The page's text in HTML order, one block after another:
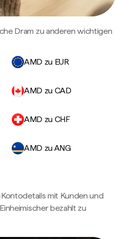
Dram zu anderen wichtigen
AMD zu EUR
AMD zu CAD
AMD zu CHF
AMD zu ANG
Kontodetails mit Kunden und
bezahlt zu